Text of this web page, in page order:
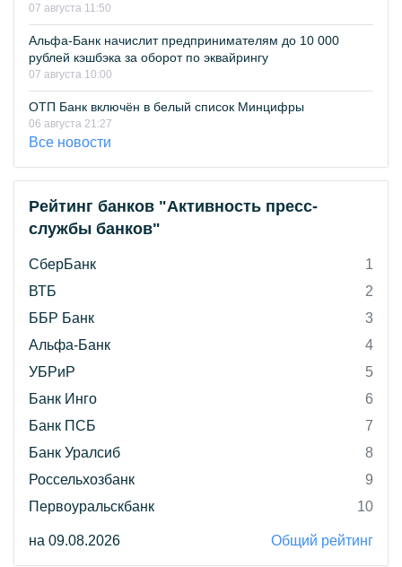
07 августа 11:50
Альфа-Банк начислит предпринимателям до 10 000
рублей кэшбэка за оборот по эквайрингу
07 августа 10:00
ОТП Банк включён в белый список Минцифры
06 августа 21:27
Все новости
Рейтинг банков "Активность пресс-
службы банков"
СберБанк
1
ВТБ
2
ББР Банк
3
Альфа-Банк
4
УБРиР
5
Банк Инго
6
Банк ПСБ
7
Банк Уралсиб
8
Россельхозбанк
9
Первоуральскбанк
10
на 09.08.2026 Общий рейтинг